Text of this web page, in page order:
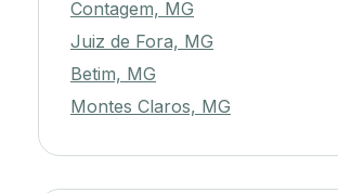
Contagem, MG
Juiz de Fora, MG
Betim, MG
Montes Claros, MG